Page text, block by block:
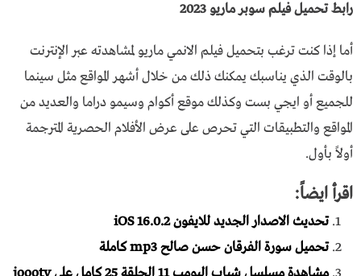
رابط تحميل فيلم سوبر ماريو 2023
أما إذا كنت ترغب بتحميل فيلم الانمي ماريو لمشاهدته عبر الإنترنت
بالوقت الذي يناسبك يمكنك ذلك من خلال أشهر المواقع مثل سينما
للجميع أو ايجي بست وكذلك موقع أكوام وسيمو دراما والعديد من
المواقع والتطبيقات التي تحرص على عرض الأفلام الحصرية المترجمة
أولاً بأول.
اقرأ ايضاً:
تحديث الاصدار الجديد للايفون iOS 16.0.2
تحميل سورة الفرقان حسن صالح mp3 كاملة